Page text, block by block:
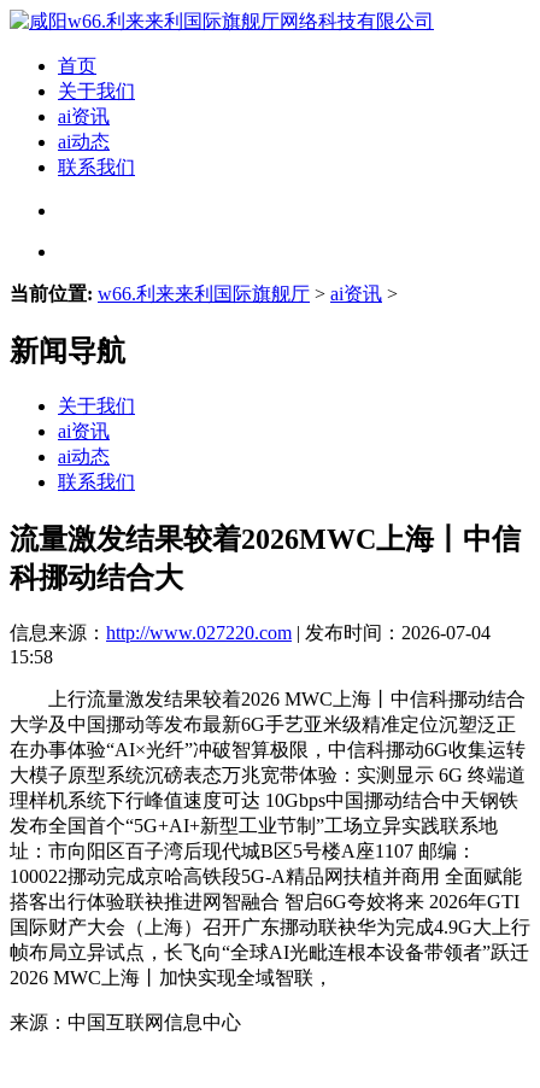
首页
关于我们
ai资讯
ai动态
联系我们
当前位置: w66.利来来利国际旗舰厅 > ai资讯 >
新闻导航
关于我们
ai资讯
ai动态
联系我们
流量激发结果较着2026MWC上海丨中信
科挪动结合大
信息来源： http://www.027220.com | 发布时间：2026-07-04
15:58
上行流量激发结果较着2026 MWC上海丨中信科挪动结合
大学及中国挪动等发布最新6G手艺亚米级精准定位沉塑泛正
在办事体验“AI×光纤”冲破智算极限，中信科挪动6G收集运转
大模子原型系统沉磅表态万兆宽带体验：实测显示 6G 终端道
理样机系统下行峰值速度可达 10Gbps中国挪动结合中天钢铁
发布全国首个“5G+AI+新型工业节制”工场立异实践联系地
址：市向阳区百子湾后现代城B区5号楼A座1107 邮编：
100022挪动完成京哈高铁段5G-A精品网扶植并商用 全面赋能
搭客出行体验联袂推进网智融合 智启6G夸姣将来 2026年GTI
国际财产大会（上海）召开广东挪动联袂华为完成4.9G大上行
帧布局立异试点，长飞向“全球AI光毗连根本设备带领者”跃迁
2026 MWC上海丨加快实现全域智联，
来源：中国互联网信息中心